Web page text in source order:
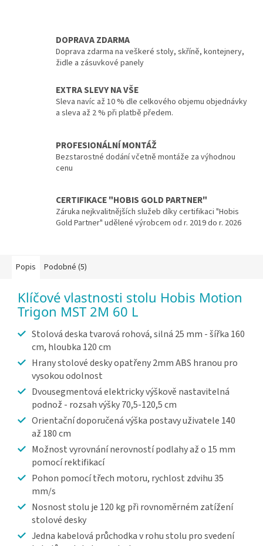
DOPRAVA ZDARMA
Doprava zdarma na veškeré stoly, skříně, kontejnery,
židle a zásuvkové panely
EXTRA SLEVY NA VŠE
Sleva navíc až 10 % dle celkového objemu objednávky
a sleva až 2 % při platbě předem.
PROFESIONÁLNÍ MONTÁŽ
Bezstarostné dodání včetně montáže za výhodnou
cenu
CERTIFIKACE "HOBIS GOLD PARTNER"
Záruka nejkvalitnějších služeb díky certifikaci "Hobis
Gold Partner" udělené výrobcem od r. 2019 do r. 2026
Popis Podobné (5)
Klíčové vlastnosti stolu Hobis Motion
Trigon MST 2M 60 L
Stolová deska tvarová rohová, silná 25 mm - šířka 160
cm, hloubka 120 cm
Hrany stolové desky opatřeny 2mm ABS hranou pro
vysokou odolnost
Dvousegmentová elektricky výškově nastavitelná
podnož - rozsah výšky 70,5-120,5 cm
Orientační doporučená výška postavy uživatele 140
až 180 cm
Možnost vyrovnání nerovností podlahy až o 15 mm
pomocí rektifikací
Pohon pomocí třech motoru, rychlost zdvihu 35
mm/s
Nosnost stolu je 120 kg při rovnoměrném zatížení
stolové desky
Jedna kabelová průchodka v rohu stolu pro svedení